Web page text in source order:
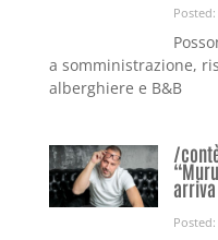
a somministrazione,
alberghiere e B&B
/
arriva